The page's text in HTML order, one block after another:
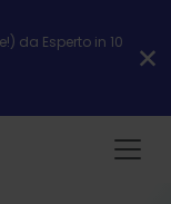
da Esperto in 10